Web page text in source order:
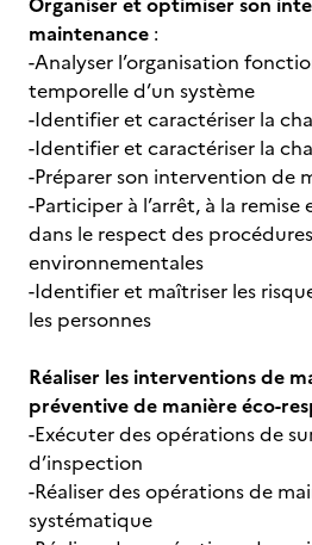
maintenance :
-Analyser l’organisation
temporelle d’un système
-Identifier et caractériser la
-Identifier et caractériser la
-Préparer son intervention de
-Participer à l’arrêt, à la
dans le respect des
environnementales
-Identifier et maîtriser les
les personnes
Réaliser les interventions de
préventive de manière éco-
-Exécuter des opérations de
d’inspection
-Réaliser des opérations de
systématique